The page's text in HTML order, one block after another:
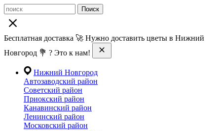
Поиск
Бесплатная доставка 🚀 Нужно доставить цветы в Нижний
Новгород 💐 ? Это к нам!
Нижний Новгород
Автозаводский район
Советский район
Приокский район
Канавинский район
Ленинский район
Московский район